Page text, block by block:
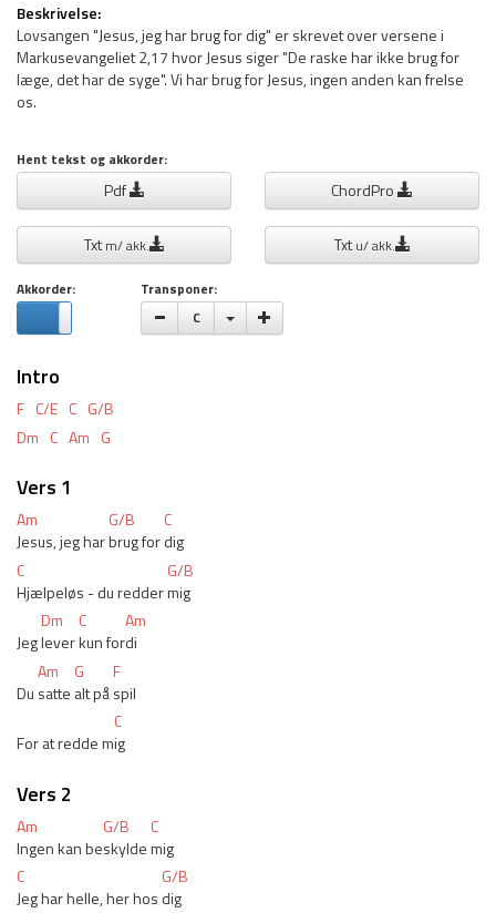
Beskrivelse:
Lovsangen "Jesus, jeg har brug for dig" er skrevet over versene i
Markusevangeliet 2,17 hvor Jesus siger "De raske har ikke brug for
læge, det har de syge". Vi har brug for Jesus, ingen anden kan frelse
os.
Hent tekst og akkorder:
Pdf ChordPro
Txtm/ akk. Txtu/ akk.
Akkorder: Transponer:
C Vælge toneart
Intro
F C/E C G/B
Dm C Am G
Vers 1
Am G/B
C
Jesus, jeg har brug for dig
C
G/B
Hjælpeløs - du redder mig
Dm
C
Am
Jeg lever kun fordi
Am
G
F
Du satte alt på spil
C
For at redde mig
Vers 2
Am G/B
C
Ingen kan beskylde mig
C
G/B
Jeg har helle, her hos dig